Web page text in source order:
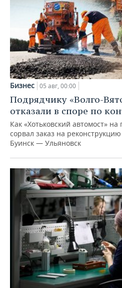
Бизнес 05 авг, 00:00
Подрядчику «Волго-
отказали в споре по
Как «Хотьковский автомост» на
сорвал заказ на
Буинск — Ульяновск